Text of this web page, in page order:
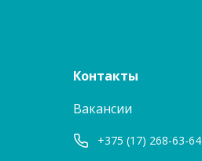
Контакты
Вакансии
+375 (17) 268-63-64